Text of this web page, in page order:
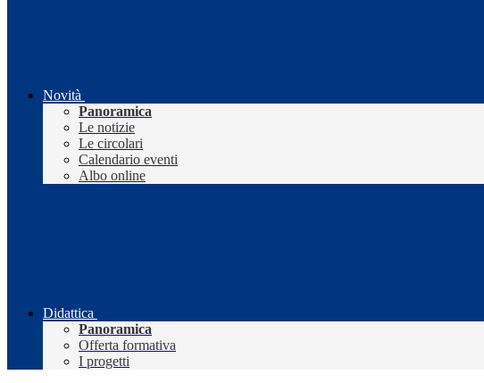
Novità
Panoramica
Le notizie
Le circolari
Calendario eventi
Albo online
Didattica
Panoramica
Offerta formativa
I progetti